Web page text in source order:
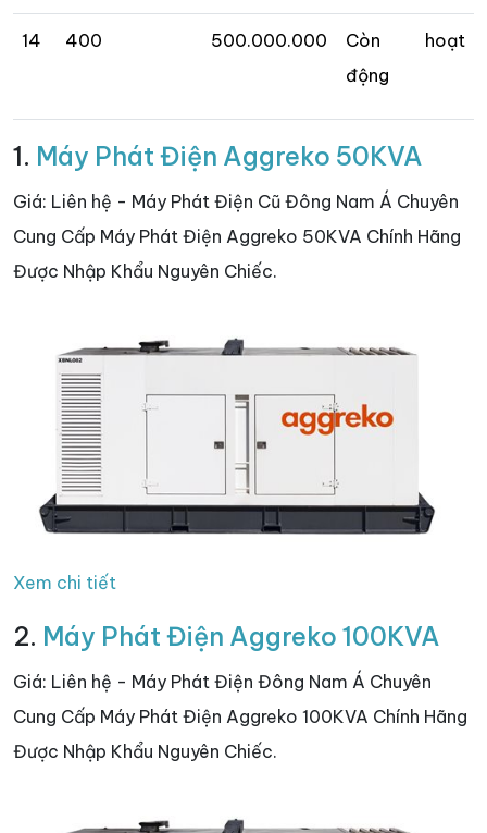
14 400 500.000.000
Còn hoạt
động
1. Máy Phát Điện Aggreko 50KVA
Giá: Liên hệ - Máy Phát Điện Cũ Đông Nam Á Chuyên
Cung Cấp Máy Phát Điện Aggreko 50KVA Chính Hãng
Được Nhập Khẩu Nguyên Chiếc.
Xem chi tiết
2. Máy Phát Điện Aggreko 100KVA
Giá: Liên hệ - Máy Phát Điện Đông Nam Á Chuyên
Cung Cấp Máy Phát Điện Aggreko 100KVA Chính Hãng
Được Nhập Khẩu Nguyên Chiếc.